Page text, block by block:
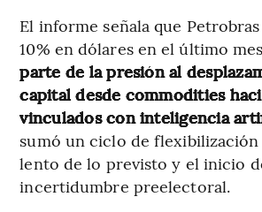
El informe señala que
10% en dólares en el último
parte de la presión al
capital desde commodities
vinculados con inteligencia
sumó un ciclo de
lento de lo previsto y el inicio
incertidumbre preelectoral.